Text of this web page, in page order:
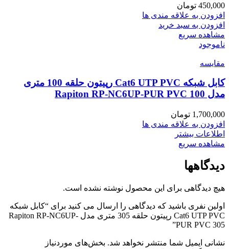
450,000 تومان
افزودن به علاقه مندی ها
افزودن به سبد خرید
مشاهده سریع
ناموجود
مقایسه
کابل شبکه Cat6 UTP PVC رپیتون حلقه 100 متری
مدل Rapiton RP-NC6UP-PUR PVC 100
1,700,000 تومان
افزودن به علاقه مندی ها
اطلاعات بیشتر
مشاهده سریع
دیدگاهها
هیچ دیدگاهی برای این محصول نوشته نشده است.
اولین نفری باشید که دیدگاهی را ارسال می کنید برای “کابل شبکه
Cat6 UTP PVC رپیتون حلقه 305 متری مدل Rapiton RP-NC6UP-
PUR PVC 305”
نشانی ایمیل شما منتشر نخواهد شد. بخش‌های موردنیاز